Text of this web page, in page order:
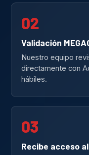
02
Validación
Nuestro equipo
directamente con
hábiles.
03
Recibe acceso